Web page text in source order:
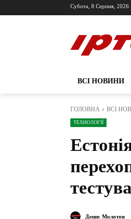
Субота, 8 Серпня, 2026
ВСІ НОВИНИ
ГОЛОВНА ВСІ
ТЕХНОЛОГІЇ
Денис Молотов